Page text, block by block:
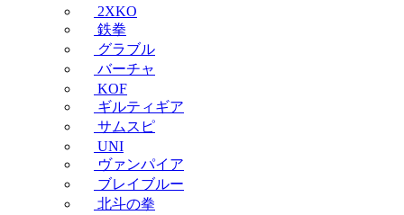
2XKO
鉄拳
グラブル
バーチャ
KOF
ギルティギア
サムスピ
UNI
ヴァンパイア
ブレイブルー
北斗の拳